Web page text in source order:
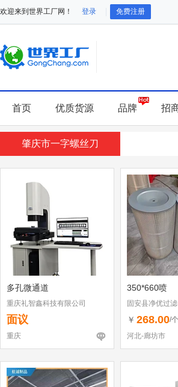
欢迎来到世界工厂网！ 登录 免费注册
首页 优质货源 品牌 招
肇庆市一字螺丝刀
多孔微通道
重庆礼智鑫科技有限公司
面议
重庆
350*660喷
固安县净优过
￥ 268.00/个
河北-廊坊市